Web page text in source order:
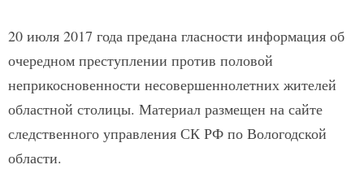
20 июля 2017 года предана гласности информация об
очередном преступлении против половой
неприкосновенности несовершеннолетних жителей
областной столицы. Материал размещен на сайте
следственного управления СК РФ по Вологодской
области.